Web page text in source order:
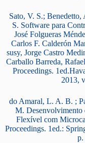
Sato, V. S.;
S. Software para
José Folgueras
Carlos F. Calderón
susy, Jorge Castro
Carballo Barreda,
Proceedings.
2013,
do Amaral, L. A. B. ;
M. Desenvolvimento
Flexível com
Proceedings. 1ed.:
p.